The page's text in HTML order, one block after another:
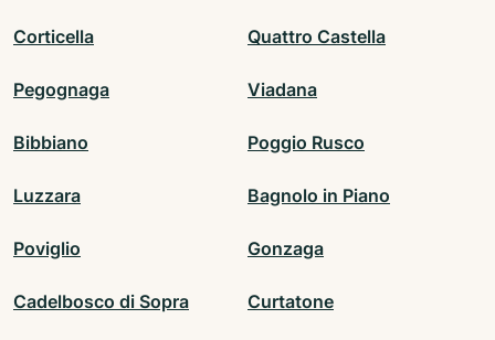
Corticella Quattro Castella
Pegognaga Viadana
Bibbiano Poggio Rusco
Luzzara Bagnolo in Piano
Poviglio Gonzaga
Cadelbosco di Sopra Curtatone